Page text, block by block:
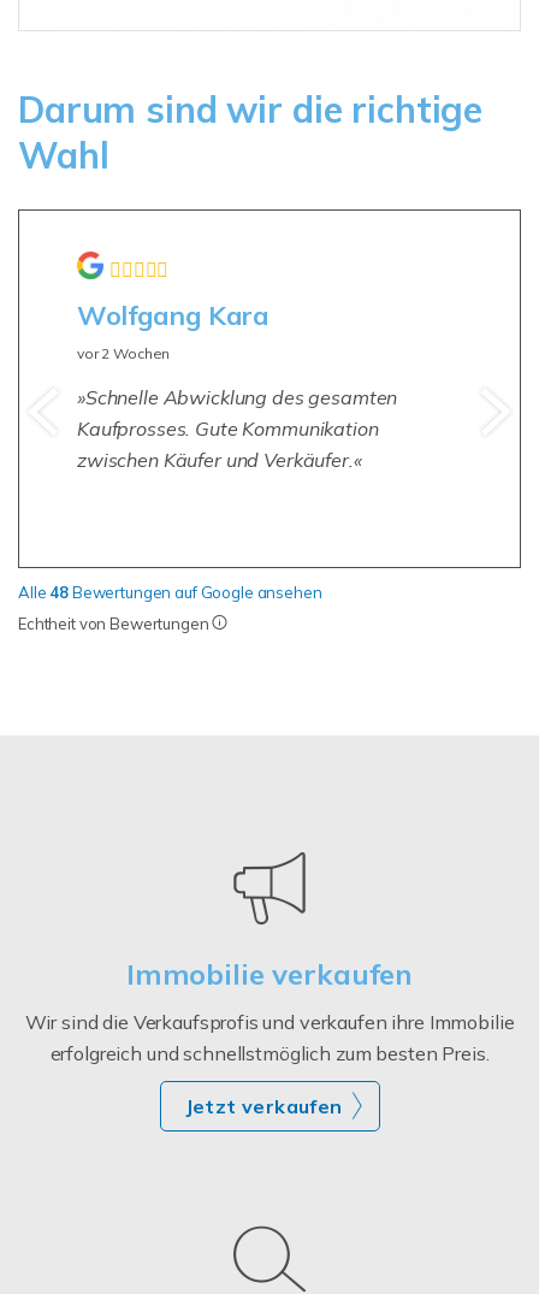
Darum sind wir die richtige
Wahl
Wolfgang Kara
vor 2 Wochen
Schnelle Abwicklung des gesamten
Kaufprosses. Gute Kommunikation
zwischen Käufer und Verkäufer.
Alle 48Bewertungen auf Google ansehen
Echtheit von Bewertungen
Immobilie verkaufen
Wir sind die Verkaufsprofis und verkaufen ihre Immobilie
erfolgreich und schnellstmöglich zum besten Preis.
Jetzt verkaufen